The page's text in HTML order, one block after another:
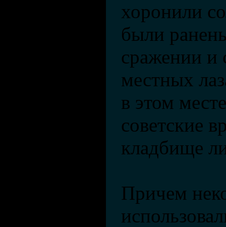
хоронили
были
сражении и
местных
в этом
советские
кладбище
Причем